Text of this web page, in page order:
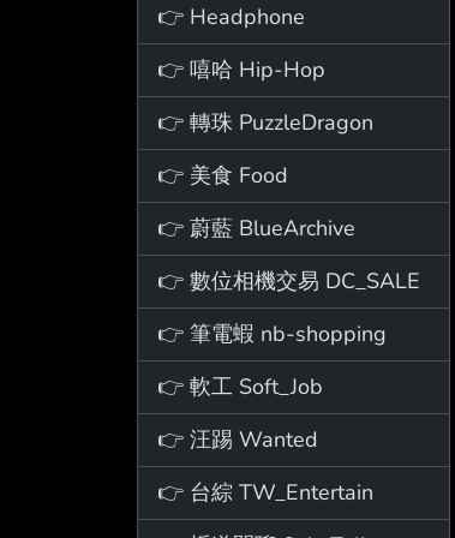
👉 Headphone
👉 嘻哈 Hip-Hop
👉 轉珠 PuzzleDragon
👉 美食 Food
👉 蔚藍 BlueArchive
👉 數位相機交易 DC_SALE
👉 筆電蝦 nb-shopping
👉 軟工 Soft_Job
👉 汪踢 Wanted
👉 台綜 TW_Entertain